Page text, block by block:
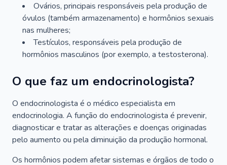
Ovários, principais responsáveis pela produção de
óvulos (também armazenamento) e hormônios sexuais
nas mulheres;
Testículos, responsáveis pela produção de
hormônios masculinos (por exemplo, a testosterona).
O que faz um endocrinologista?
O endocrinologista é o médico especialista em
endocrinologia. A função do endocrinologista é prevenir,
diagnosticar e tratar as alterações e doenças originadas
pelo aumento ou pela diminuição da produção hormonal.
Os hormônios podem afetar sistemas e órgãos de todo o